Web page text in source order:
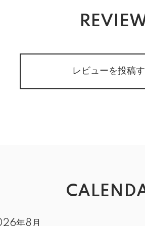
レビューを投稿
年8月